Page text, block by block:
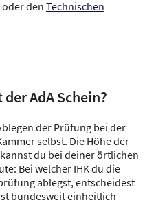
oder den Technischen
AdA Schein?
der Prüfung bei der
selbst. Die Höhe der
du bei deiner örtlichen
Bei welcher IHK du die
ablegst, entscheidest
bundesweit einheitlich